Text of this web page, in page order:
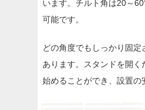
います。チルト角は20～
可能です。
どの角度でもしっかり固
あります。スタンドを開く
始めることができ、設置の